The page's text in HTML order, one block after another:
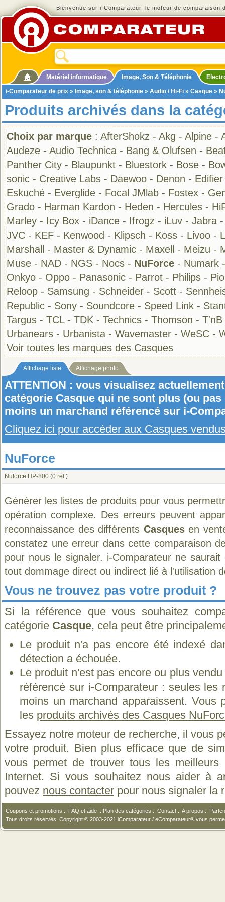
Bienvenue sur i-Comparateur, le moteur de comparaison
Matériel informatique Image, Son & Téléphonie
i-Comparateur de prix » Image, son & téléphonie » Audio / Hi-Fi » Casque »
Produits archivés dans la
Choix par marque : AfterShokz - Akg - Alpine -
Audeze - Audio Technica - Bang & Olufsen -
Panther City - Blaupunkt - Bluestork - Bose -
sonic - Creative Labs - Daewoo - Denon - Edifier
Eskuché - Everglide - Focal JMlab - Fostex -
Grado - Harman Kardon - Heden - Hercules -
Marley - Icy Box - iDance - Ifrogz - iLuv - Jabra
JVC - KEF - Kenwood - Klipsch - Koss - Livoo -
Marshall
- Master & Dynamic - Maxell - Meizu -
Muse - NAD - NGS - Nocs - NuForce - Numark
Onkyo - Oppo - Panasonic - Parrot - Philips -
Reloop - Samsung - Schneider - Scott -
Republic - Sony - Soundcore - Speed Link -
Targus - TCL- TDK - Technics - Thomson - T'nB
Urbanears - Urbanista - Wavemaster - WeSC -
Voir toutes les marques des Casques
Affichage liste Affichage photo
ATTENTION : vous visualisez
catégorie Casque qui ne sont plus (ou
moins un marchand référencé sur i-
Cliquez ici pour accéder aux Casques
NuForce
Nuforce HP-800 (0 ref.)
Générer les listes de produits pour vous
opération complexe. Des erreurs peuvent
reconnaissance des différents Casquesen
constatez une erreur dans cette comparaison
pour nous le signaler. i-Comparateur ne
tout dommage direct ou indirect lié à l'utilisation
Vous ne trouvez pas votre produit ?
Si la référence que vous souhaitez
catégorie Casque, cela peut être
Le produit n'a pas encore été indexé
détection a échouée.
Le produit n'est pas encore ou plus
référencé sur i-Comparateur : seules les
moins un marchand apparaissent. Vous
les produits archivés des Casques
Essayez notre moteur de recherche, il vous
votre produit. Bien plus efficace que de
vous permet de trouver tous les
Internet. Si vous souhaitez nous aider à
pouvez nous contacter pour nous signaler la
Coupons et promotions :: FAQ et aide :: Plan des catégories :: Contact :: A propos ::
Tous droits réservés. Copyright © 2003-2021 iComparateur / eComparateur® vous